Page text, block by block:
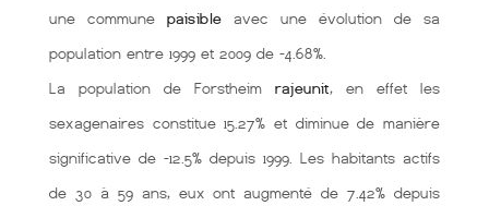
une commune paisible avec une évolution de sa
population entre 1999 et 2009 de -4.68%.
La population de Forstheimrajeunit, en effet les
sexagenaires constitue 15.27% et diminue de manière
significative de -12.5% depuis 1999. Les habitants actifs
de 30 à 59 ans, eux ont augmenté de 7.42% depuis